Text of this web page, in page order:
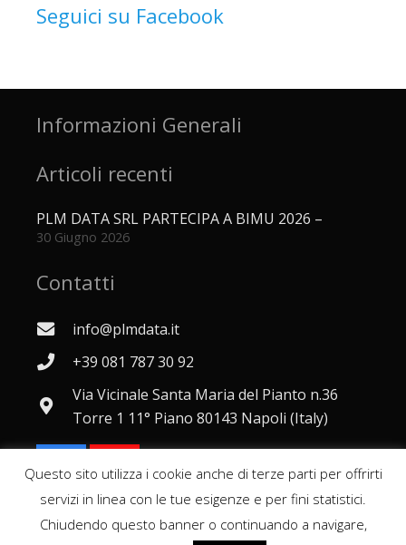
Seguici su Facebook
Informazioni Generali
Articoli recenti
PLM DATA SRL PARTECIPA A BIMU 2026 –
30 Giugno 2026
Contatti
info@plmdata.it
+39 081 787 30 92
Via Vicinale Santa Maria del Pianto n.36
Torre 1 11° Piano 80143 Napoli (Italy)
Questo sito utilizza i cookie anche di terze parti per offrirti
servizi in linea con le tue esigenze e per fini statistici.
Chiudendo questo banner o continuando a navigare,